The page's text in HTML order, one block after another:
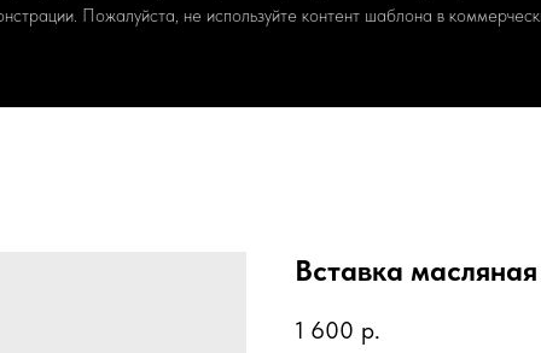
Пожалуйста, не используйте контент шаблона в
Вставка
1 600 р.